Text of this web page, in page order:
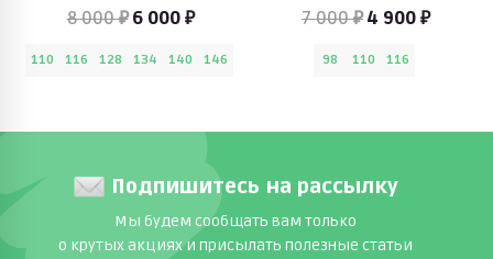
8 000 ₽ 6 000 ₽
110 116 128 134 140 146
7 000 ₽ 4 900 ₽
98 110 116
Подпишитесь на рассылку
Мы будем сообщать вам только
о крутых акциях и присылать полезные статьи